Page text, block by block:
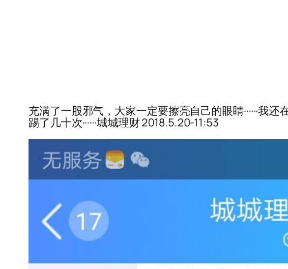
充满了一股邪气，大家一定要擦亮自己的眼睛······我
踢了几十次······城城理财 2018.5.20-11:53